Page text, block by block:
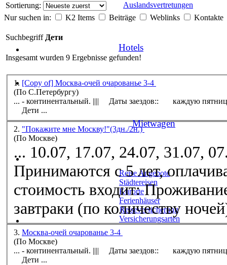
Auslandsvertretungen
Hotels
Mietwagen
Reise Angebote
Städtereisen
Kurorte
Ferienhäuser
Reiseversicherung
Versicherungsarten
Sortierung:
Nur suchen in:
K2 Items Beiträge Weblinks Kontakte
Suchbegriff Дети
Insgesamt wurden 9 Ergebnisse gefunden!
1. [Copy of] Москва-очей очарованье 3-4
(По С.Петербургу)
... - континентальный. |||| Даты заездов:: каждую пятницу 03.07, 10.07, 17.07, 24.07, 31.07, 07.08, и по запросу. ||||
Дети ...
2. "Покажите мне Москву!"(3дн./2н.)
(По Москве)
... 10.07, 17.07, 24.07, 31.07,
Принимаются с 5 лет,
стоимость входит:
завтраки (по количеству
3. Москва-очей очарованье 3-4
(По Москве)
... - континентальный. |||| Даты заездов:: каждую пятницу 03.07, 10.07, 17.07, 24.07, 31.07, 07.08, и по запросу. ||||
Дети ...